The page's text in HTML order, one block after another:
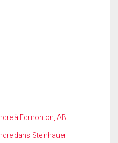
à Edmonton, AB
dans Steinhauer